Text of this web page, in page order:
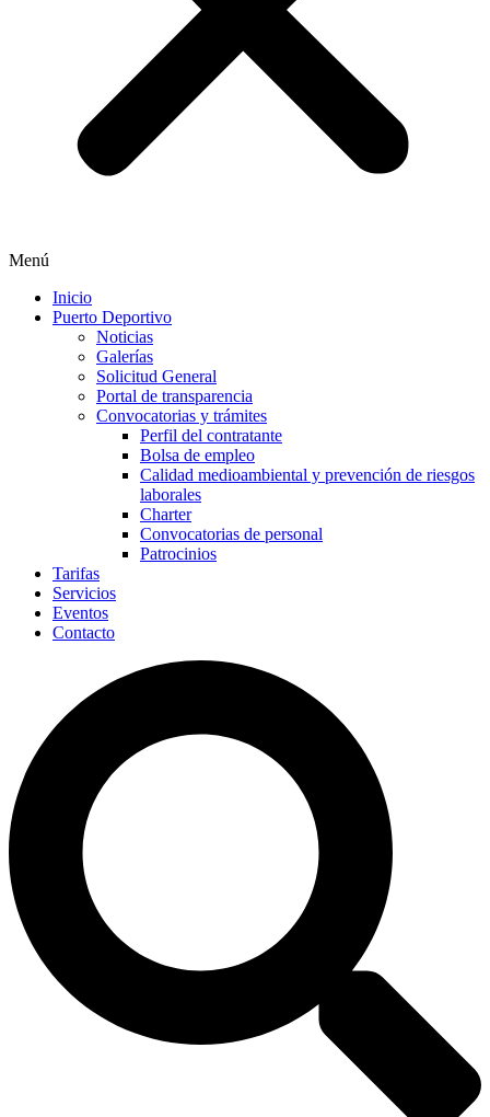
Menú
Inicio
Puerto Deportivo
Noticias
Galerías
Solicitud General
Portal de transparencia
Convocatorias y trámites
Perfil del contratante
Bolsa de empleo
Calidad medioambiental y prevención de riesgos
laborales
Charter
Convocatorias de personal
Patrocinios
Tarifas
Servicios
Eventos
Contacto